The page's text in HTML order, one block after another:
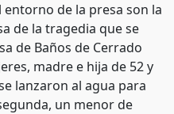
de la presa son la
de la tragedia que se
de Baños de Cerrado
madre e hija de 52 y
lanzaron al agua para
un menor de